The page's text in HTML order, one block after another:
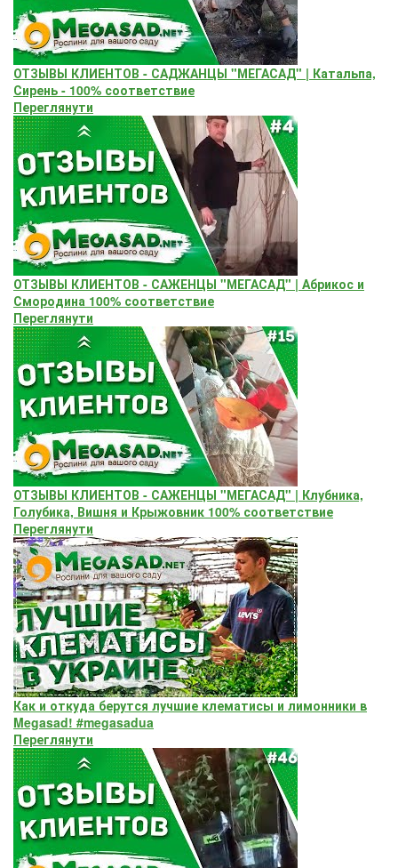
ОТЗЫВЫ КЛИЕНТОВ - САДЖАНЦЫ "МЕГАСАД" | Катальпа,
Сирень - 100% соответствие
Переглянути
ОТЗЫВЫ КЛИЕНТОВ - САЖЕНЦЫ "МЕГАСАД" | Абрикос и
Смородина 100% соответствие
Переглянути
ОТЗЫВЫ КЛИЕНТОВ - САЖЕНЦЫ "МЕГАСАД" | Клубника,
Голубика, Вишня и Крыжовник 100% соответствие
Переглянути
Как и откуда берутся лучшие клематисы и лимонники в
Megasad! #megasadua
Переглянути